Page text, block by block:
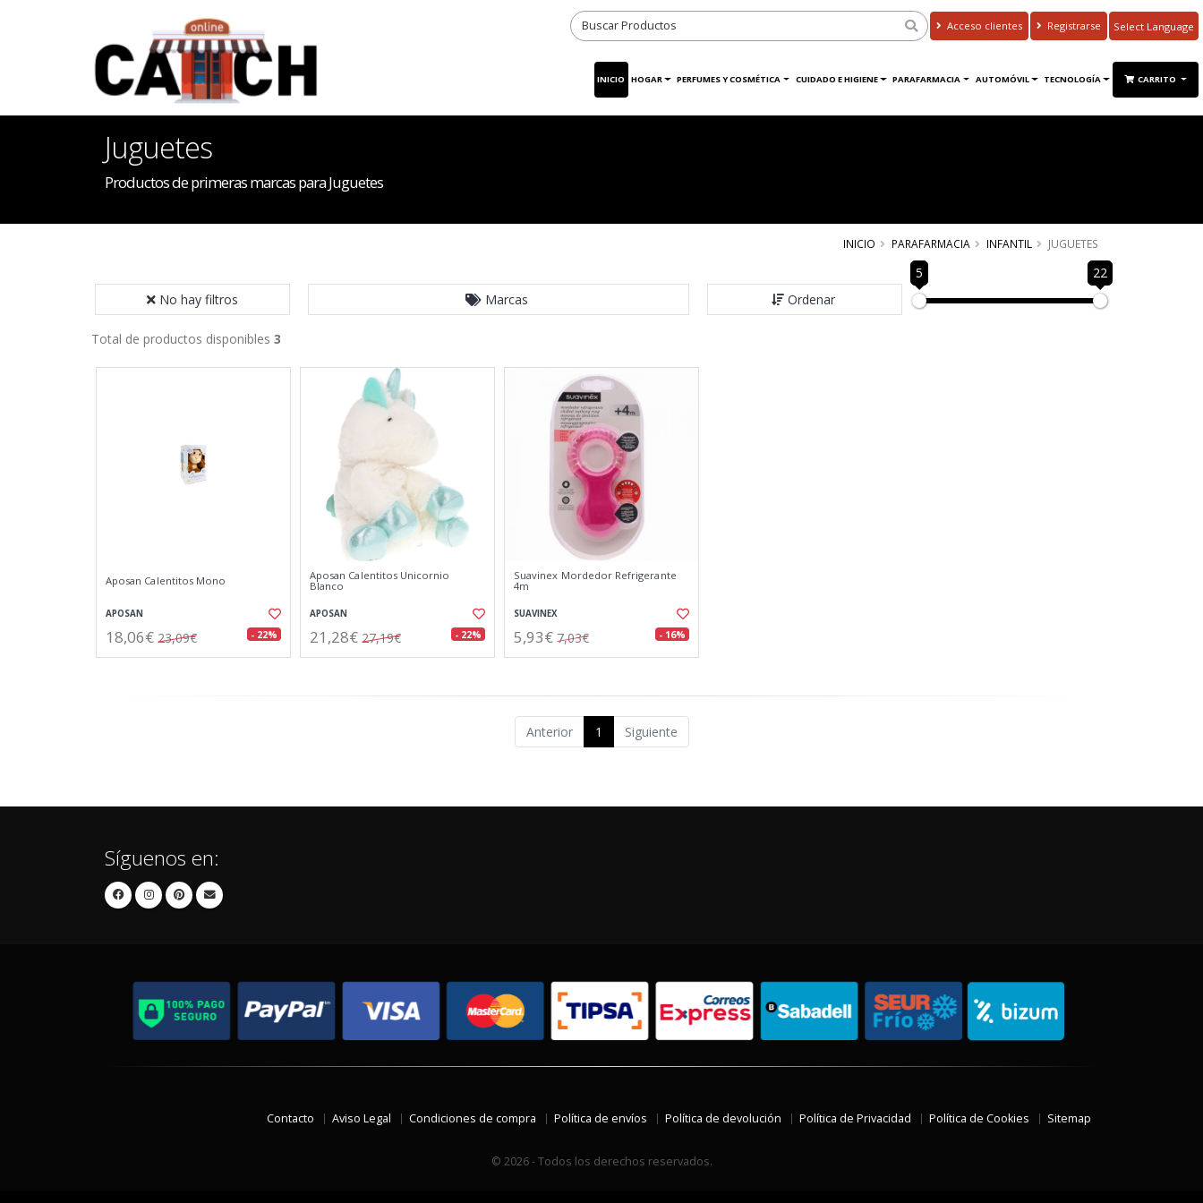
Acceso clientes Registrarse
Translate
INICIO HOGAR PERFUMES Y COSMÉTICA CUIDADO E HIGIENE PARAFARMACIA AUTOMÓVIL TECNOLOGÍA CARRITO
Juguetes
Productos de primeras marcas para Juguetes
INICIO PARAFARMACIA INFANTIL JUGUETES
No hay filtros Marcas Ordenar
5 22
Total de productos disponibles 3
Aposan Calentitos Mono
APOSAN
18,06€ 23,09€ - 22%
Aposan Calentitos Unicornio
Blanco
APOSAN
21,28€ 27,19€ - 22%
Suavinex Mordedor Refrigerante
4m
SUAVINEX
5,93€ 7,03€ - 16%
Anterior 1 Siguiente
Síguenos en:
Contacto Aviso Legal Condiciones de compra Política de envíos Política de devolución Política de Privacidad Política de Cookies Sitemap
© 2026 - Todos los derechos reservados.